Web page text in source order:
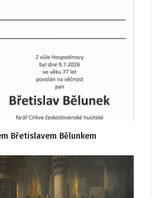
Břetislavem Bělunkem